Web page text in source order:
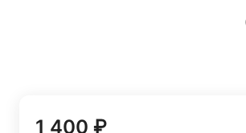
1 400 ₽